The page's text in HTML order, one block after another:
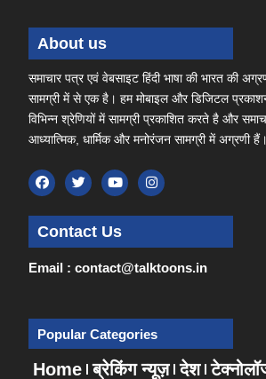
About us
समाचार पत्र एवं वेबसाइट हिंदी भाषा की भारत की
सामग्री में से एक है। हम मोबाइल और डिजिटल
विभिन्न श्रेणियों में सामग्री प्रकाशित करते है और
आध्यात्मिक, धार्मिक और मनोरंजन सामग्री में अग्रणी हैं।
Contact Us
Email : contact@talktoons.in
Popular Categories
Home ब्रेकिंग न्यूज़ देश